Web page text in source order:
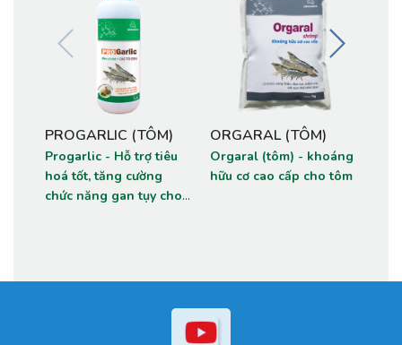
PROGARLIC (TÔM)
Progarlic - Hỗ trợ tiêu
hoá tốt, tăng cường
chức năng gan tụy cho
ORGARAL (TÔM)
Orgaral (tôm) - khoáng
hữu cơ cao cấp cho tôm